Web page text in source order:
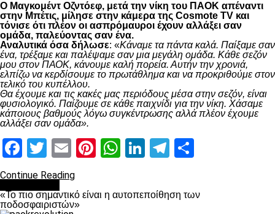
Ο Μαγκομέντ Οζντόεφ, μετά την νίκη του ΠΑΟΚ απέναντι
στην Μπέτις, μίλησε στην κάμερα της Cosmote TV και
τόνισε ότι πλέον οι ασπρόμαυροι έχουν αλλάξει σαν
ομάδα, παλεύοντας σαν ένα.
Αναλυτικά όσα δήλωσε: «Κάναμε τα πάντα καλά. Παίξαμε σαν
ένα, τρέξαμε και παλέψαμε σαν μια μεγάλη ομάδα. Κάθε σεζόν
μου στον ΠΑΟΚ, κάνουμε καλή πορεία. Αυτήν την χρονιά,
ελπίζω να κερδίσουμε το πρωτάθλημα και να προκριθούμε στον
τελικό του κυπέλλου.
Θα έχουμε και τις κακές μας περιόδους μέσα στην σεζόν, είναι
φυσιολογικό. Παίζουμε σε κάθε παιχνίδι για την νίκη. Χάσαμε
κάποιους βαθμούς λόγω συγκέντρωσης αλλά πλέον έχουμε
αλλάξει σαν ομάδα».
Facebook
Twitter
EmailPinterest
WhatsApp
LinkedIn
Telegram
Continue Reading
«Το πιο σημαντικό είναι η αυτοπεποίθηση των
ποδοσφαιριστών»